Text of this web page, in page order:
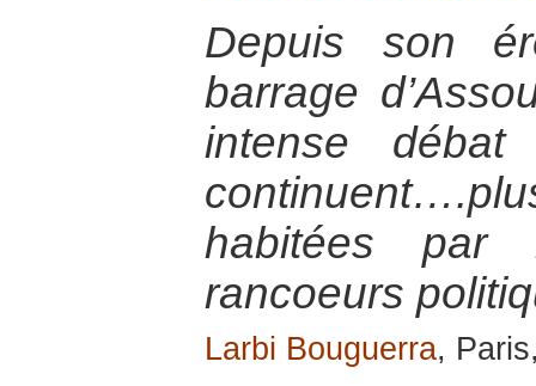
Depuis son
barrage
intense
habitées
rancoeurs
Larbi Bouguerra,